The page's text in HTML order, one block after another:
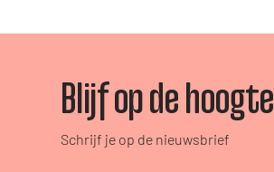
Blijf op de hoogte
Schrijf je op de nieuwsbrief